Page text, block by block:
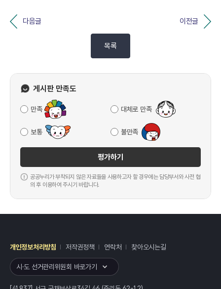
다음글 이전글
목록
게시판 만족도
만족 대체로 만족
보통 불만족
평가하기
공공누리가 부착되지 않은 자료들을 사용하고자 할 경우에는 담당부서와 사전 협
의 후 이용하여 주시기 바랍니다.
개인정보처리방침 저작권정책 연락처 찾아오시는길
시·도 선거관리위원회 바로가기